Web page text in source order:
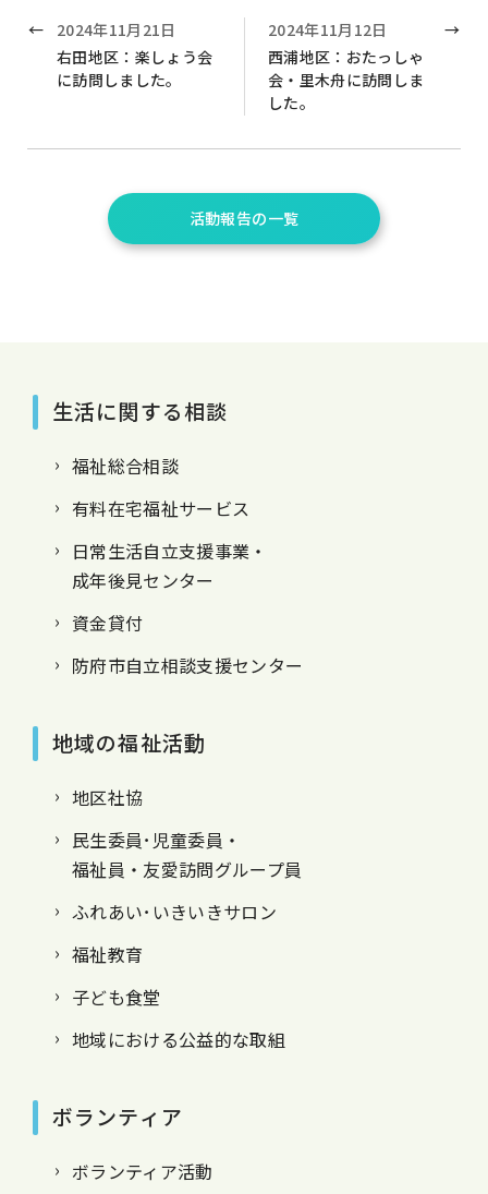
2024年11月21日
右田地区：楽しょう会
に訪問しました。
2024年11月12日
西浦地区：おたっしゃ
会・里木舟に訪問しま
した。
活動報告の一覧
生活に関する相談
福祉総合相談
有料在宅福祉サービス
日常生活自立支援事業・
成年後見センター
資金貸付
防府市自立相談支援センター
地域の福祉活動
地区社協
民生委員･児童委員・
福祉員・友愛訪問グループ員
ふれあい･いきいきサロン
福祉教育
子ども食堂
地域における公益的な取組
ボランティア
ボランティア活動